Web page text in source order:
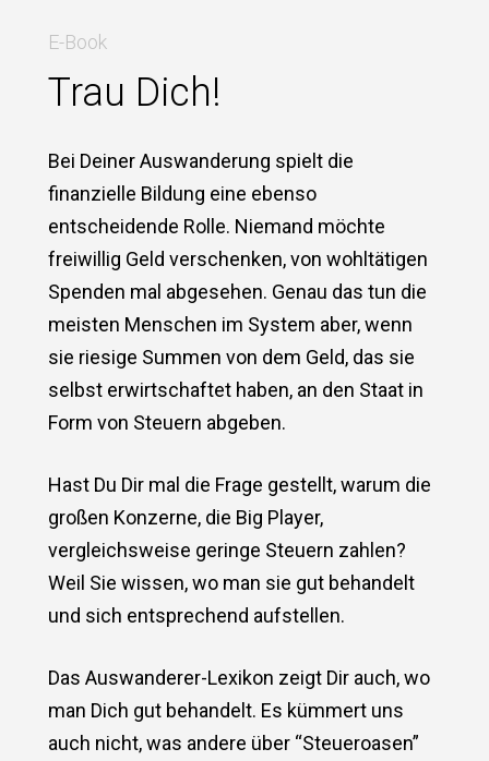
E-Book
Trau Dich!
Bei Deiner Auswanderung spielt die
finanzielle Bildung eine ebenso
entscheidende Rolle. Niemand möchte
freiwillig Geld verschenken, von wohltätigen
Spenden mal abgesehen. Genau das tun die
meisten Menschen im System aber, wenn
sie riesige Summen von dem Geld, das sie
selbst erwirtschaftet haben, an den Staat in
Form von Steuern abgeben.
Hast Du Dir mal die Frage gestellt, warum die
großen Konzerne, die Big Player,
vergleichsweise geringe Steuern zahlen?
Weil Sie wissen, wo man sie gut behandelt
und sich entsprechend aufstellen.
Das Auswanderer-Lexikon zeigt Dir auch, wo
man Dich gut behandelt. Es kümmert uns
auch nicht, was andere über “Steueroasen”